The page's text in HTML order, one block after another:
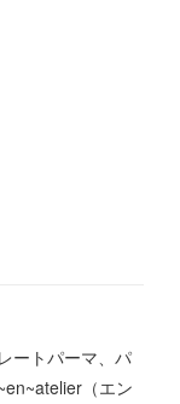
ートパーマ、パ
（エン